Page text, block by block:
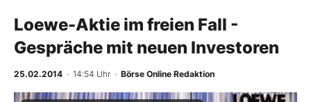
Finanz-Check
Abo & Shop
Loewe-Aktie im freien Fall -
Gespräche mit neuen Investoren
25.02.2014 · 14:54 Uhr · Börse Online Redaktion